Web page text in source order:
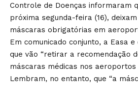
Controle de Doenças informaram
próxima segunda-feira (16),
máscaras obrigatórias em
Em comunicado conjunto, a Easa
que vão “retirar a recomendação
máscaras médicas nos aeroportos
Lembram, no entanto, que “a